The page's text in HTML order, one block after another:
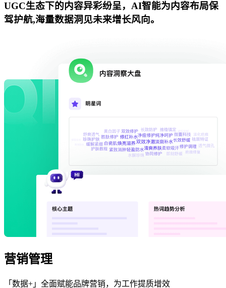
UGC生态下的内容异彩纷呈，AI智能为内容布局保
驾护航,海量数据洞见未来增长风向。
营销管理
「数据+」全面赋能品牌营销，为工作提质增效